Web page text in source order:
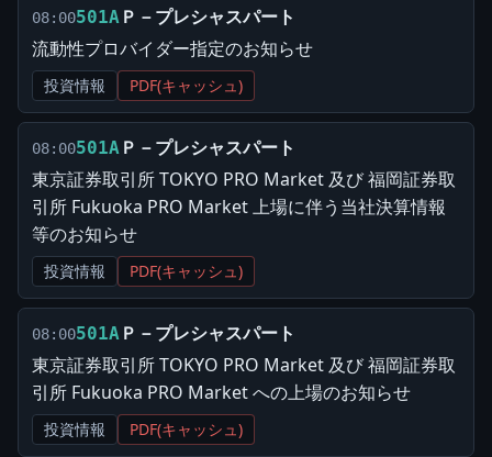
08:00501A Ｐ－プレシャスパート
流動性プロバイダー指定のお知らせ
投資情報 PDF(キャッシュ)
08:00501A Ｐ－プレシャスパート
東京証券取引所 TOKYO PRO Market 及び 福岡証券取
引所 Fukuoka PRO Market 上場に伴う当社決算情報
等のお知らせ
投資情報 PDF(キャッシュ)
08:00501A Ｐ－プレシャスパート
東京証券取引所 TOKYO PRO Market 及び 福岡証券取
引所 Fukuoka PRO Market への上場のお知らせ
投資情報 PDF(キャッシュ)